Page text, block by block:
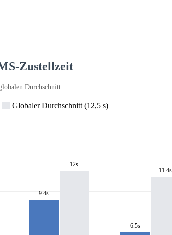
Zustellzeit
Durchschnitt
Globaler Durchschnitt (12,5 s)
9.4s
12s
6.5s
11.4s